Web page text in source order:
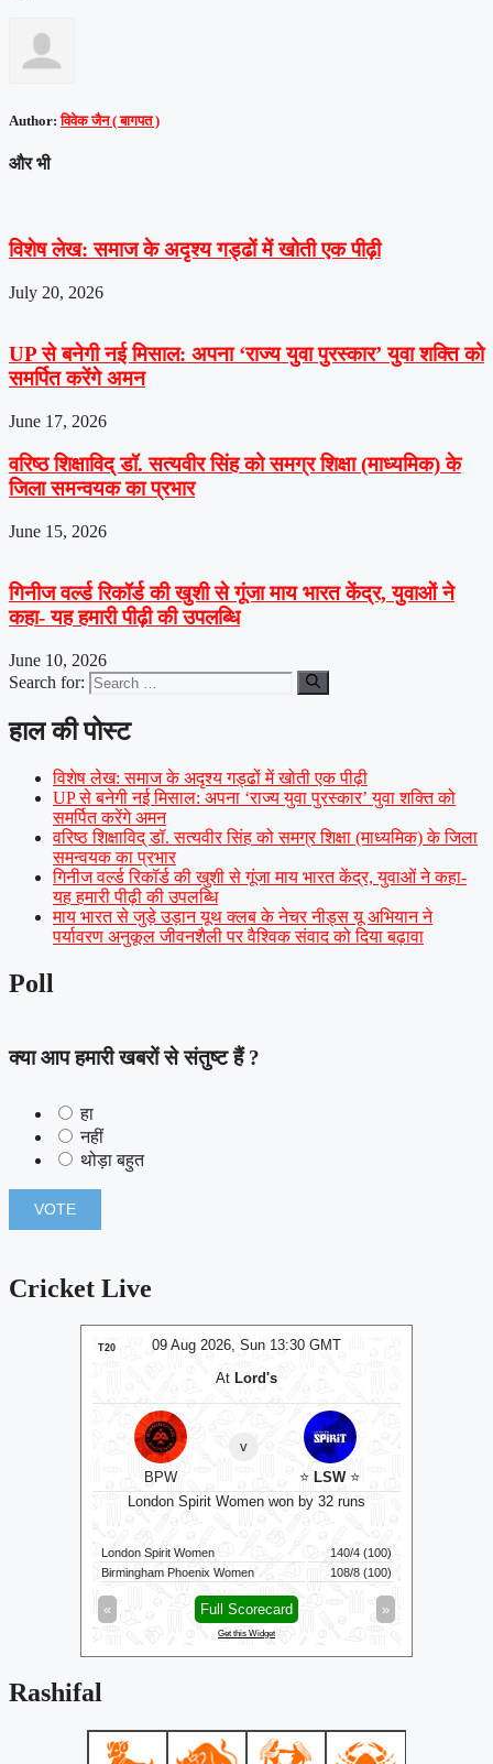
Author:विवेक जैन ( बागपत )
और भी
विशेष लेख: समाज के अदृश्य गड्ढों में खोती एक पीढ़ी
July 20, 2026
UP से बनेगी नई मिसाल: अपना ‘राज्य युवा पुरस्कार’ युवा शक्ति को
समर्पित करेंगे अमन
June 17, 2026
वरिष्ठ शिक्षाविद् डॉ. सत्यवीर सिंह को समग्र शिक्षा (माध्यमिक) के
जिला समन्वयक का प्रभार
June 15, 2026
गिनीज वर्ल्ड रिकॉर्ड की खुशी से गूंजा माय भारत केंद्र, युवाओं ने
कहा- यह हमारी पीढ़ी की उपलब्धि
June 10, 2026
Search for:
हाल की पोस्ट
विशेष लेख: समाज के अदृश्य गड्ढों में खोती एक पीढ़ी
UP से बनेगी नई मिसाल: अपना ‘राज्य युवा पुरस्कार’ युवा शक्ति को
समर्पित करेंगे अमन
वरिष्ठ शिक्षाविद् डॉ. सत्यवीर सिंह को समग्र शिक्षा (माध्यमिक) के जिला
समन्वयक का प्रभार
गिनीज वर्ल्ड रिकॉर्ड की खुशी से गूंजा माय भारत केंद्र, युवाओं ने कहा-
यह हमारी पीढ़ी की उपलब्धि
माय भारत से जुड़े उड़ान यूथ क्लब के नेचर नीड्स यू अभियान ने
पर्यावरण अनुकूल जीवनशैली पर वैश्विक संवाद को दिया बढ़ावा
Poll
क्या आप हमारी खबरों से संतुष्ट हैं ?
हा
नहीं
थोड़ा बहुत
Cricket Live
09 Aug 2026, Sun 13:30 GMT
T20
At Lord's
BPW
v
⭐ LSW ⭐
London Spirit Women won by 32 runs
London Spirit Women
140/4 (100)
Birmingham Phoenix Women
108/8 (100)
« »
Full Scorecard
Get this Widget
Rashifal